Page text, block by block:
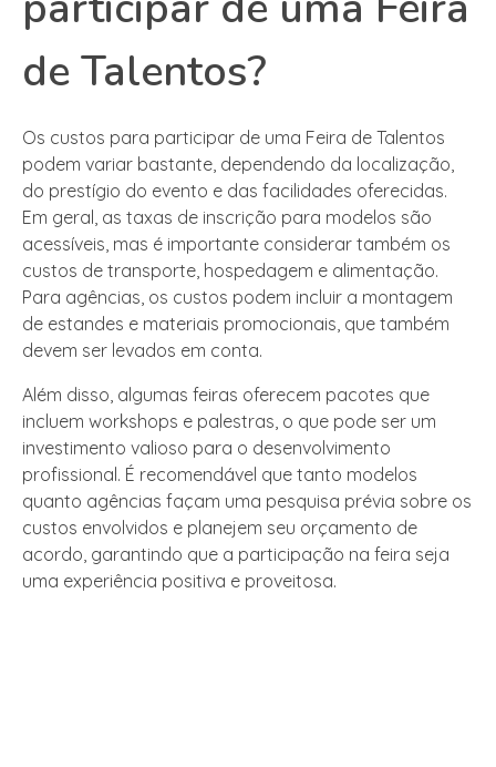
de Talentos?
Os custos para participar de uma Feira de Talentos
podem variar bastante, dependendo da localização,
do prestígio do evento e das facilidades oferecidas.
Em geral, as taxas de inscrição para modelos são
acessíveis, mas é importante considerar também os
custos de transporte, hospedagem e alimentação.
Para agências, os custos podem incluir a montagem
de estandes e materiais promocionais, que também
devem ser levados em conta.
Além disso, algumas feiras oferecem pacotes que
incluem workshops e palestras, o que pode ser um
investimento valioso para o desenvolvimento
profissional. É recomendável que tanto modelos
quanto agências façam uma pesquisa prévia sobre os
custos envolvidos e planejem seu orçamento de
acordo, garantindo que a participação na feira seja
uma experiência positiva e proveitosa.